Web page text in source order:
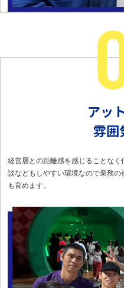
アッ
雰囲
経営層との距離感を感じることな
談などもしやすい環境なので業務
も育めます。